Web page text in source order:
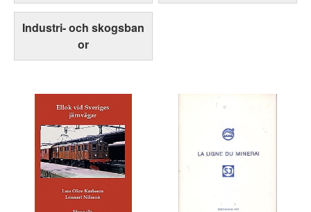
Industri- och skogsban
or